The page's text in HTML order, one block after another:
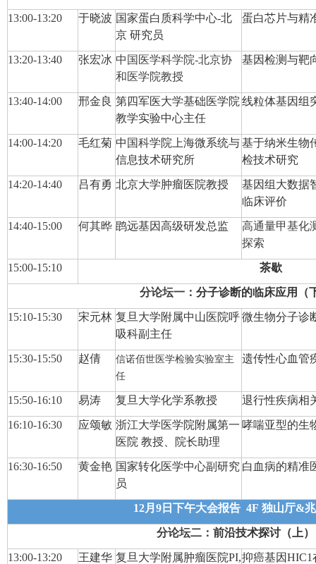
13:00-13:20 于晓波 国家蛋白质科学中心-北
京 研究员
蛋白芯片与精
13:20-13:40 张宏冰 中国医学科学院-北京协
和医学院教授
基因检测与靶
13:40-14:00 邢金良 第四军医大学基础医学院
教学实验中心主任
线粒体基因组
14:00-14:20 毛红菊 中国科学院上海微系统与
信息技术研究所
基于纳米生物
检技术研究
14:20-14:40 吕有勇 北京大学肿瘤医院教授
基因组大数据
临床评价
14:40-1 5:00 何其晔 鹍远基因高级研发总监
高通量甲基化
探索
15:00-15:10 茶歇
分论坛一 ： 分子诊断的临床应用（
15:10-15:30 宋元林 复旦大学附属中山医院呼
吸科副主任
微生物分子诊
15:30-15:50 赵倩
信诺佰世医学检验实验室主
任
遗传性心血管
15:50-16:10 易涛 复旦大学化学系教授 退行性疾病相
16:10-16:30 应颂敏 浙江大学医学院附属第一
医院 教授、院长助理
哮喘亚型的生
16:30-16:50 黄金艳 国家转化医学中心副研究
员
白血病的精准
12月9日下午大会报告 4F 独山厅&兆
分论坛二 ： 前沿技术探讨（上）
13:00-13:20 王建华 复旦大学附属肿瘤医院PI,抑癌基因HIC1